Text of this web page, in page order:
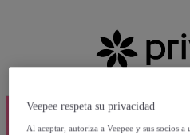
Veepee respeta su privacidad
Al aceptar, autoriza a Veepee y sus socios a